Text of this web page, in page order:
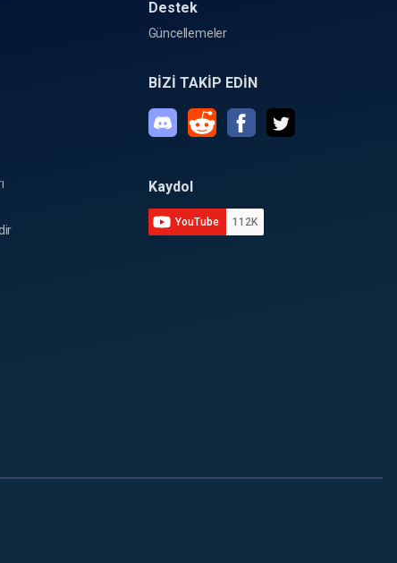
Destek
Güncellemeler
BİZİ TAKİP EDİN
Kaydol
YouTube 112K